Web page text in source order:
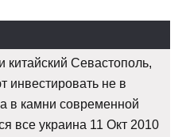
китайский Севастополь,
инвестировать не в
в камни современной
все украина 11 Окт 2010